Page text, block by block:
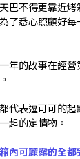
巴不得更靠近
了悉心照顧好
年的故事在經
代表逗可可的
起的定情物。
內可麗露的全